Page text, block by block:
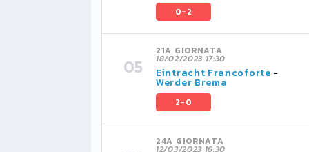
0-2
21A GIORNATA
18/02/2023 17:30
Eintracht Francoforte -
Werder Brema
2-0
24A GIORNATA
12/03/2023 16:30